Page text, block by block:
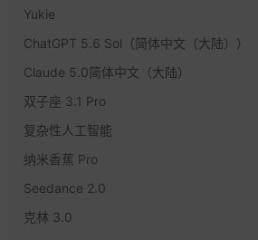
Yukie
ChatGPT 5.6 Sol（简体中文（大陆））
Claude 5.0简体中文（大陆）
双子座 3.1 Pro
复杂性人工智能
纳米香蕉 Pro
Seedance 2.0
克林 3.0